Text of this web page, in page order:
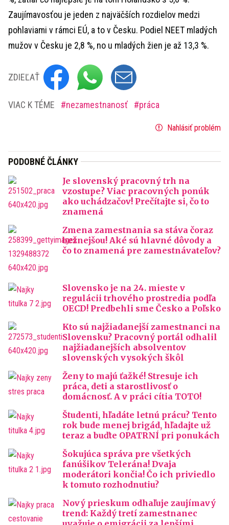
Zaujímavosťou je jeden z najväčších rozdielov medzi
pohlaviami v rámci EÚ, a to v Česku. Podiel NEET mladých
mužov v Česku je 2,8 %, no u mladých žien je až 13,3 %.
ZDIEĽAŤ
VIAC K TÉME nezamestnanosť práca
Nahlásiť problém
PODOBNÉ ČLÁNKY
Je slovenský pracovný trh na
vzostupe? Viac pracovných ponúk
ako uchádzačov! Prečítajte si, čo to
znamená
Zmena zamestnania sa stáva čoraz
bežnejšou! Aké sú hlavné dôvody a
čo to znamená pre zamestnávateľov?
Slovensko je na 24. mieste v
regulácii trhového prostredia podľa
OECD! Predbehli sme Česko a Poľsko
Kto sú najžiadanejší zamestnanci na
Slovensku? Pracovný portál odhalil
najžiadanejších absolventov
slovenských vysokých škôl
Ženy to majú ťažké! Stresuje ich
práca, deti a starostlivosť o
domácnosť. A v práci cítia TOTO!
Študenti, hľadáte letnú prácu? Tento
rok bude menej brigád, hľadajte už
teraz a buďte OPATRNÍ pri ponukách
Šokujúca správa pre všetkých
fanúšikov Telerána! Dvaja
moderátori končia! Čo ich priviedlo
k tomuto rozhodnutiu?
Nový prieskum odhaľuje zaujímavý
trend: Každý tretí zamestnanec